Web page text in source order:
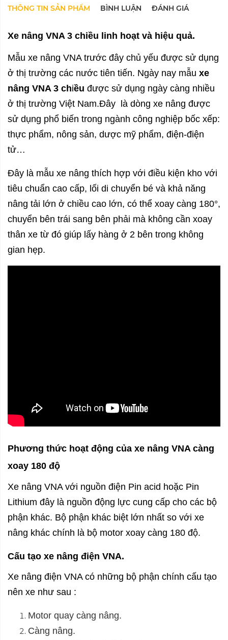
THÔNG TIN SẢN PHẨM BÌNH LUẬN ĐÁNH GIÁ
Xe nâng VNA 3 chiều linh hoạt và hiệu quả.
Mẫu xe nâng VNA trước đây chủ yếu được sử dụng
ở thị trường các nước tiên tiến. Ngày nay mẫu xe
nâng VNA 3 chiều được sử dụng ngày càng nhiều
ở thị trường Việt Nam.Đây là dòng xe nâng được
sử dụng phổ biến trong ngành công nghiệp bốc xếp:
thực phẩm, nông sản, dược mỹ phẩm, điện-điện
tử…
Đây là mẫu xe nâng thích hợp với điều kiện kho với
tiêu chuẩn cao cấp, lối di chuyển bé và khả năng
nâng tải lớn ở chiều cao lớn, có thể xoay càng 180°,
chuyển bên trái sang bên phải mà không cần xoay
thân xe từ đó giúp lấy hàng ở 2 bên trong không
gian hẹp.
Phương thức hoạt động của xe nâng VNA càng
xoay 180 độ
Xe nâng VNA với nguồn điện Pin acid hoặc Pin
Lithium đây là nguồn động lực cung cấp cho các bộ
phận khác. Bộ phận khác biệt lớn nhất so với xe
nâng khác chính là bộ motor xoay càng 180 độ.
Cấu tạo xe nâng điện VNA.
Xe nâng điện VNA có những bộ phận chính cấu tạo
nên xe như sau :
Motor quay càng nâng.
Càng nâng.